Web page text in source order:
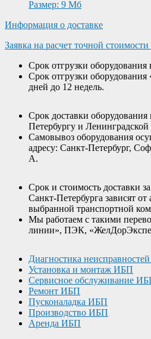
Размер: 9 Мб
Информация о доставке
Заявка на расчет точной стоимости
Срок отгрузки
Срок отгрузки оборудования
дней до 12 недель.
Срок доставки
Петербургу и Ленинградской
Самовывоз оборудования
адресу: Санкт-Петербург,
А.
Срок и стоимость доставки
Санкт-Петербурга зависят от
выбранной транспортной
Мы работаем с такими
линии», ПЭК,
Диагностика
Установка и монтаж ИБП
Сервисное обслуживание
Ремонт ИБП
Пусконаладка ИБП
Производство ИБП
Аренда ИБП